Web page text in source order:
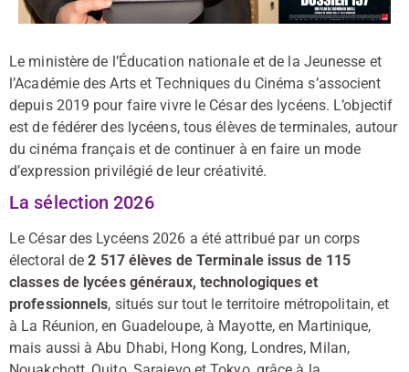
Le ministère de l’Éducation nationale et de la Jeunesse et
l’Académie des Arts et Techniques du Cinéma s’associent
depuis 2019 pour faire vivre le César des lycéens. L’objectif
est de fédérer des lycéens, tous élèves de terminales, autour
du cinéma français et de continuer à en faire un mode
d’expression privilégié de leur créativité.
La sélection 2026
Le César des Lycéens 2026 a été attribué par un corps
électoral de2 517 élèves de Terminale issus de 115
classes de lycées généraux, technologiques et
professionnels, situés sur tout le territoire métropolitain, et
à La Réunion, en Guadeloupe, à Mayotte, en Martinique,
mais aussi à Abu Dhabi, Hong Kong, Londres, Milan,